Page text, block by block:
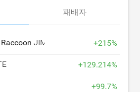
패배자
JIMOTHY +215%
+129.214%
+99.7%